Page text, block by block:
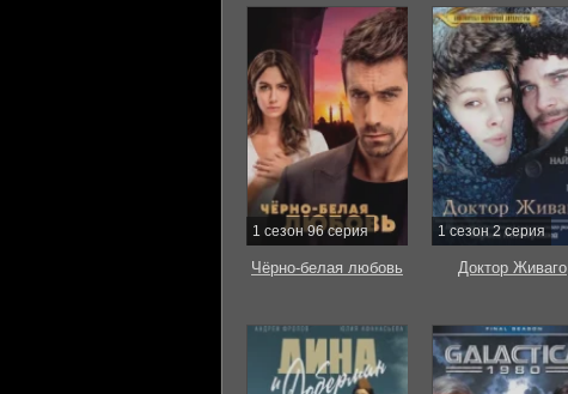
1 сезон 96 серия
Чёрно-белая любовь
1 сезон 2 серия
Доктор Живаго